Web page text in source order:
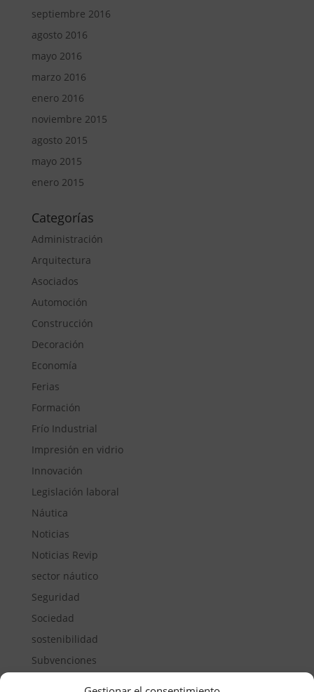
septiembre 2016
agosto 2016
mayo 2016
marzo 2016
enero 2016
noviembre 2015
agosto 2015
mayo 2015
enero 2015
Categorías
Administración
Arquitectura
Asociados
Automoción
Construcción
Decoración
Economía
Ferias
Formación
Frío Industrial
Impresión en vidrio
Innovación
Legislación laboral
Náutica
Noticias
Noticias Revip
sector náutico
Seguridad
Sociedad
sostenibilidad
Subvenciones